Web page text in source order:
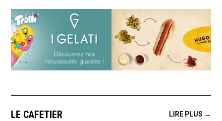
LE CAFETIER LIRE PLUS →